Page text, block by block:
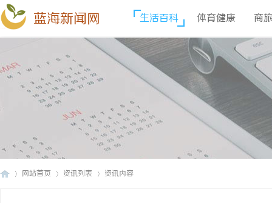
蓝海新闻网 生活百科 体育健康 商
网站首页 资讯列表 资讯内容